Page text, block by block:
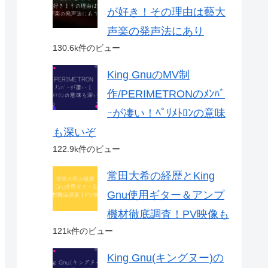
が好き！その理由は藝大
声楽の発声法にあり
130.6k件のビュー
King GnuのMV制
作/PERIMETRONのﾒﾝﾊﾞ
ｰが凄い！ﾍﾟﾘﾒﾄﾛﾝの意味
も深いぞ
122.9k件のビュー
常田大希の経歴とKing
Gnu使用ギター＆アンプ
機材徹底調査！PV映像も
121k件のビュー
King Gnu(キングヌー)の